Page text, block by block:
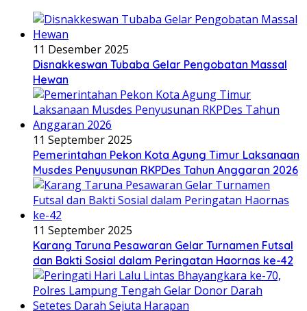
11 Desember 2025
Disnakkeswan Tubaba Gelar Pengobatan Massal
Hewan
11 September 2025
Pemerintahan Pekon Kota Agung Timur Laksanaan
Musdes Penyusunan RKPDes Tahun Anggaran 2026
11 September 2025
Karang Taruna Pesawaran Gelar Turnamen Futsal
dan Bakti Sosial dalam Peringatan Haornas ke-42